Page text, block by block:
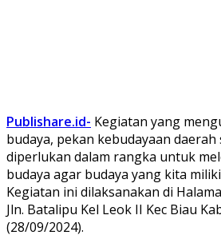
Publishare.id- Kegiatan yang
budaya, pekan kebudayaan
diperlukan dalam rangka untuk
budaya agar budaya yang kita
Kegiatan ini dilaksanakan di
Jln. Batalipu Kel Leok II Kec Biau
(28/09/2024).